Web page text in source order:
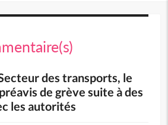
des transports, le
de grève suite à des
les autorités